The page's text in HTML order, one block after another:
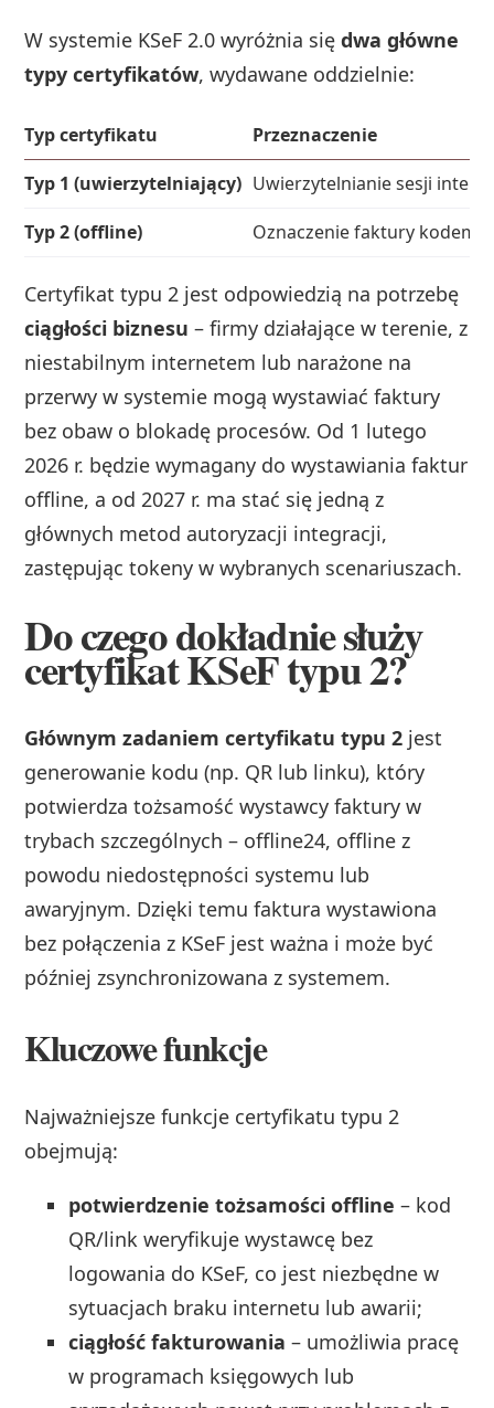
W systemie KSeF 2.0 wyróżnia siędwa główne
typy certyfikatów, wydawane oddzielnie:
Typ certyfikatu
Przeznaczenie
Typ 1 (uwierzytelniający) Uwierzytelnianie sesji
Typ 2 (offline)
Oznaczenie faktury kodem
Certyfikat typu 2 jest odpowiedzią na potrzebę
ciągłości biznesu – firmy działające w terenie, z
niestabilnym internetem lub narażone na
przerwy w systemie mogą wystawiać faktury
bez obaw o blokadę procesów. Od 1 lutego
2026 r. będzie wymagany do wystawiania faktur
offline, a od 2027 r. ma stać się jedną z
głównych metod autoryzacji integracji,
zastępując tokeny w wybranych scenariuszach.
Do czego dokładnie służy
certyfikat KSeF typu 2?
Głównym zadaniem certyfikatu typu 2 jest
generowanie kodu (np. QR lub linku), który
potwierdza tożsamość wystawcy faktury w
trybach szczególnych – offline24, offline z
powodu niedostępności systemu lub
awaryjnym. Dzięki temu faktura wystawiona
bez połączenia z KSeF jest ważna i może być
później zsynchronizowana z systemem.
Kluczowe funkcje
Najważniejsze funkcje certyfikatu typu 2
obejmują:
potwierdzenie tożsamości offline – kod
QR/link weryfikuje wystawcę bez
logowania do KSeF, co jest niezbędne w
sytuacjach braku internetu lub awarii;
ciągłość fakturowania – umożliwia pracę
w programach księgowych lub